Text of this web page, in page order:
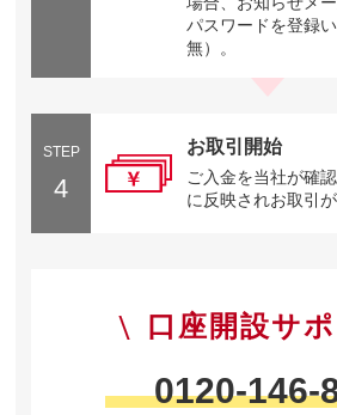
パスワードを登録
無）。
STEP
4
お取引開始
ご入金を当社が確
に反映されお取引
口座開設サ
0120-146-